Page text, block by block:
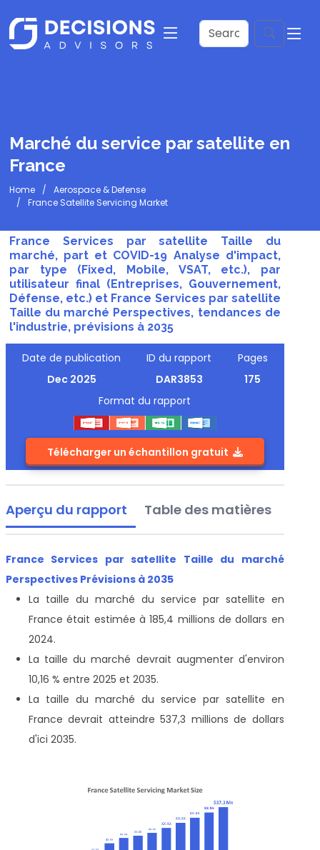
Marché du service par satellite en
France
Home
Aerospace & Defense
France Satellite Servicing Market
France Services par satellite Taille du
marché, part et COVID-19 Analyse d'impact,
par type (Fixed, Mobile, VSAT, etc.), par
utilisateur final (Entreprises, Gouvernement,
Défense, etc.) et France Services par satellite
Taille du marché Perspectives, tendances de
l'industrie, prévisions à 2035
Date de publication
Dec 2025
ID du rapport
DAR3853
Pages
175
Format du rapport
Télécharger un échantillon gratuit
Aperçu du rapport Table des matières
France Services par satellite Taille du marché
Perspectives Prévisions à 2035
La taille du marché du service par satellite en
France était estimée à 185,4 millions de dollars en
2024.
La taille du marché devrait augmenter d'environ
10,16 % entre 2025 et 2035.
La taille du marché du service par satellite en
France devrait atteindre 537,3 millions de dollars
d'ici 2035.